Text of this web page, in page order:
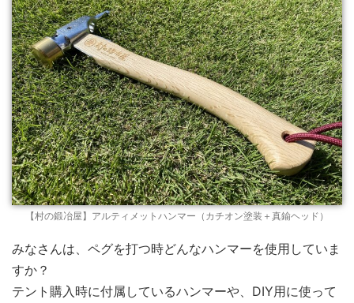
【村の鍛冶屋】アルティメットハンマー（カチオン塗装＋真鍮ヘッド）
みなさんは、ペグを打つ時どんなハンマーを使用していま
すか？
テント購入時に付属しているハンマーや、DIY用に使って